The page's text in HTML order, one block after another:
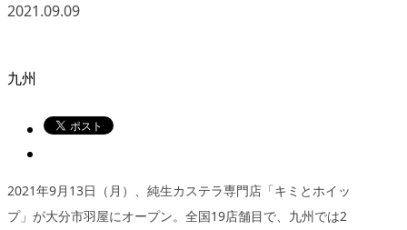
2021.09.09
九州
2021年9月13日（月）、純生カステラ専門店 「キミとホイッ
プ」 が大分市羽屋にオープン。全国19店舗目で、 九州では2